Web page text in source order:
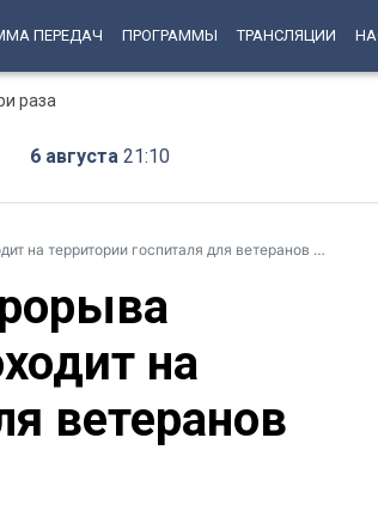
ПЕРЕДАЧ ПРОГРАММЫ ТРАНСЛЯЦИИ
раза
6 августа 21:10
территории госпиталя для ветеранов войн
на
ветеранов